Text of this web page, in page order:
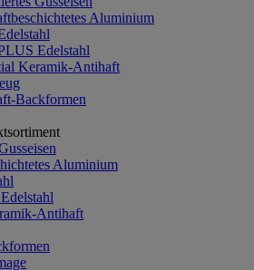
Aluminium
Edelstahl
Keramik-Antihaft
Backformen
Aluminium
Antihaft